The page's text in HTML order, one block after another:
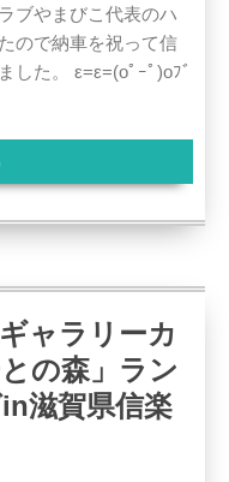
ブやまびこ代表のハ
ので納車を祝って信
した。 ε=ε=(oﾟｰﾟ)oﾌﾞ
ャラリーカ
の森」ラン
滋賀県信楽